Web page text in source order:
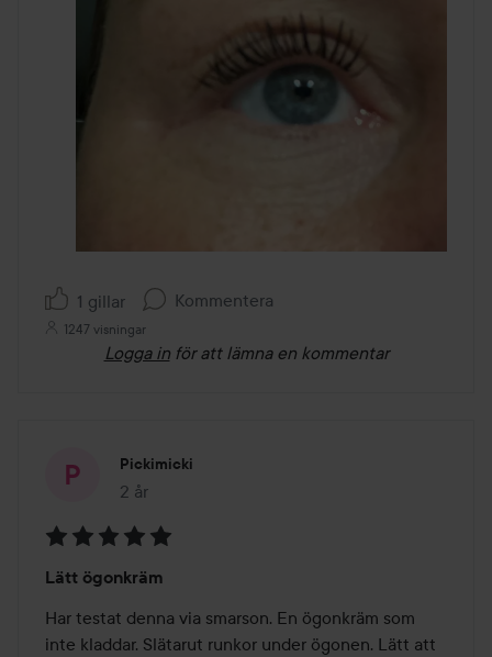
1 gillar Kommentera
1247 visningar
Logga in för att lämna en kommentar
Pickimicki
2 år
Inlägget skapades 2 år
5
av
5
Lätt ögonkräm
Har testat denna via smarson. En ögonkräm som
inte kladdar. Slätarut runkor under ögonen. Lätt att